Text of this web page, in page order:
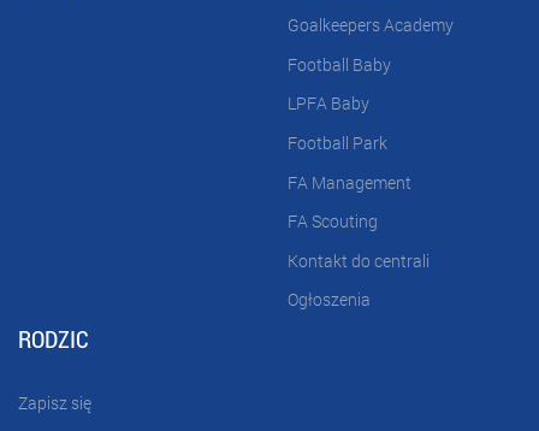
Goalkeepers Academy
Football Baby
LPFA Baby
Football Park
FA Management
FA Scouting
Kontakt do centrali
Ogłoszenia
RODZIC
Zapisz się